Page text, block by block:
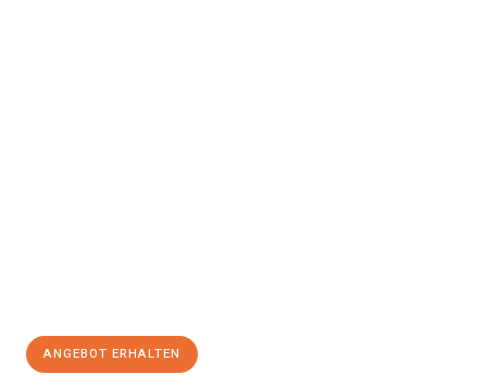
ANGEBOT ERHALTEN